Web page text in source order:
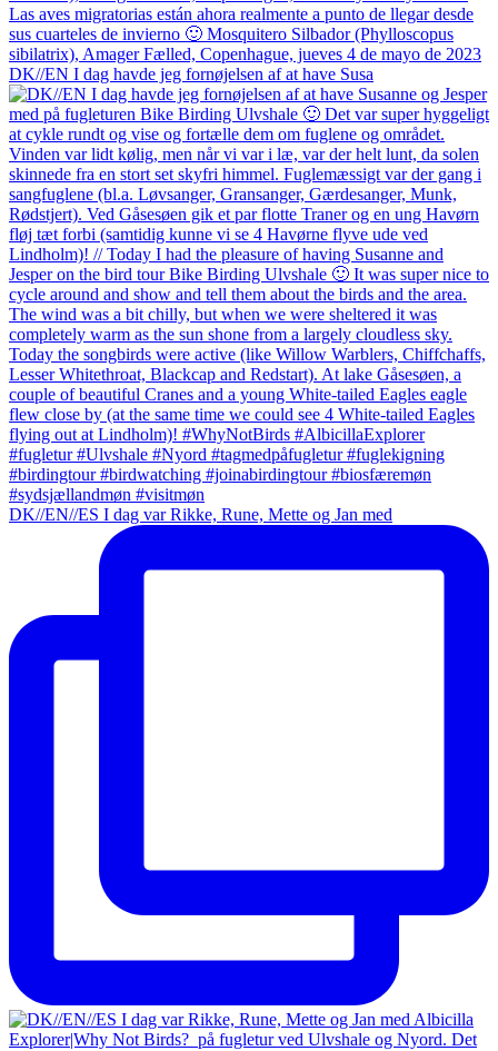
DK//EN I dag havde jeg fornøjelsen af at have Susa
DK//EN//ES I dag var Rikke, Rune, Mette og Jan med